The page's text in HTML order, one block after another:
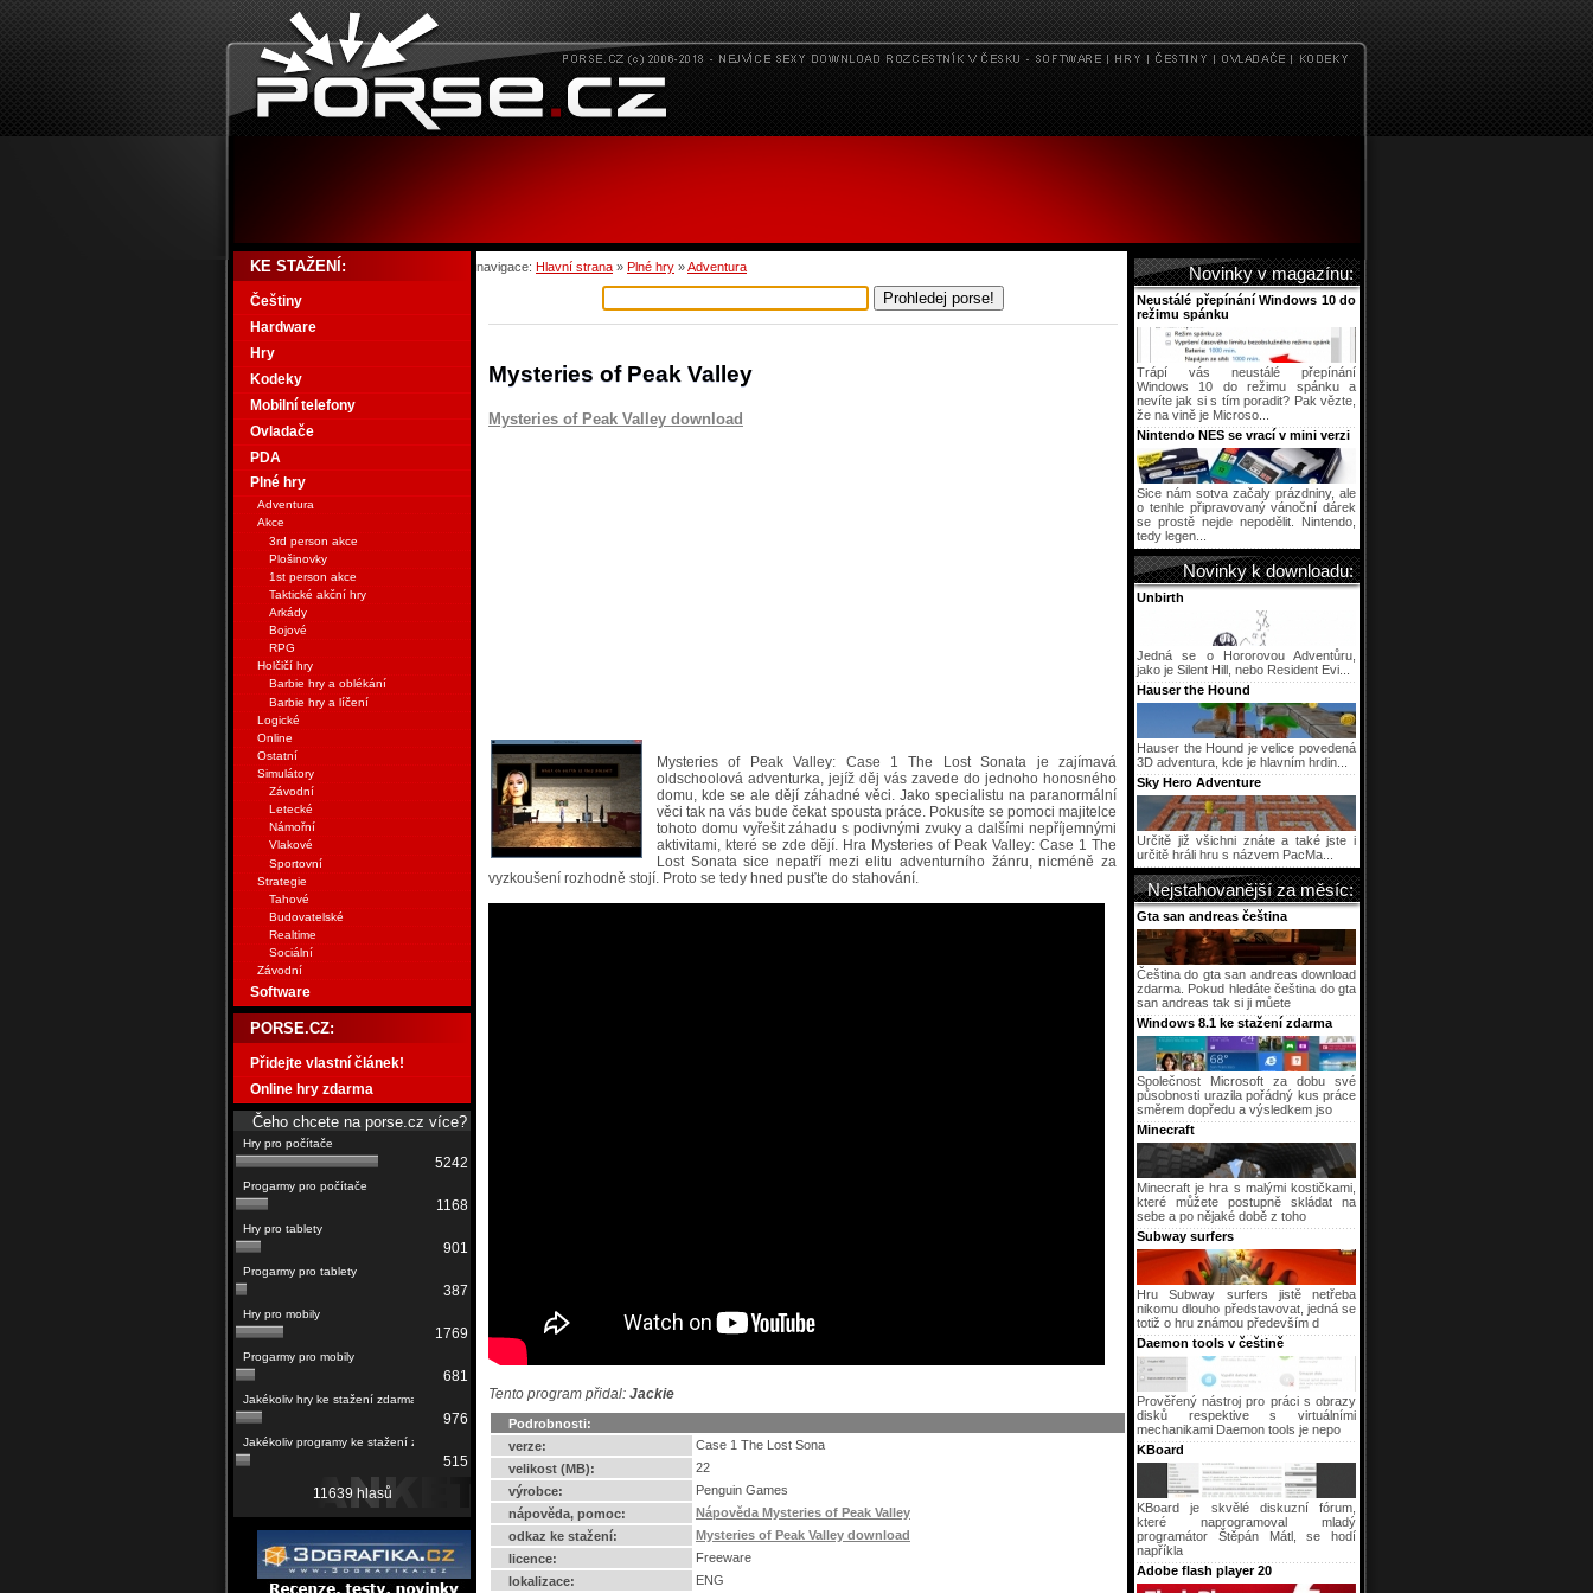
navigace: Hlavní strana » Plné hry »Adventura
Mysteries of Peak Valley
Mysteries of Peak Valley download
Mysteries of Peak Valley: Case 1 The Lost Sonata je zajímavá
oldschoolová adventurka, jejíž děj vás zavede do jednoho honosného
domu, kde se ale dějí záhadné věci. Jako specialistu na paranormální
věci tak na vás bude čekat spousta práce. Pokusíte se pomoci majitelce
tohoto domu vyřešit záhadu s podivnými zvuky a dalšími nepříjemnými
aktivitami, které se zde dějí. Hra Mysteries of Peak Valley: Case 1 The
Lost Sonata sice nepatří mezi elitu adventurního žánru, nicméně za
vyzkoušení rozhodně stojí. Proto se tedy hned pusťte do stahování.
Tento program přidal: Jackie
Podrobnosti:
verze:
Case 1 The Lost Sona
velikost (MB):
22
výrobce:
Penguin Games
nápověda, pomoc:
Nápověda Mysteries of Peak Valley
odkaz ke stažení:
Mysteries of Peak Valley download
licence:
Freeware
lokalizace:
ENG
KE STAŽENÍ:
Češtiny
Hardware
Hry
Kodeky
Mobilní telefony
Ovladače
PDA
Plné hry
Adventura
Akce
3rd person akce
Plošinovky
1st person akce
Taktické akční hry
Arkády
Bojové
RPG
Holčičí hry
Barbie hry a oblékání
Barbie hry a líčení
Logické
Online
Ostatní
Simulátory
Závodní
Letecké
Námořní
Vlakové
Sportovní
Strategie
Tahové
Budovatelské
Realtime
Sociální
Závodní
Software
PORSE.CZ:
Přidejte vlastní článek!
Online hry zdarma
Čeho chcete na porse.cz více?
5242
1168
901
387
1769
681
976
515
11639 hlasů
Novinky v magazínu:
Neustálé přepínání Windows 10 do
režimu spánku
Trápí vás neustálé přepínání
Windows 10 do režimu spánku a
nevíte jak si s tím poradit? Pak vězte,
že na vině je Microso...
Nintendo NES se vrací v mini verzi
Sice nám sotva začaly prázdniny, ale
o tenhle připravovaný vánoční dárek
se prostě nejde nepodělit. Nintendo,
tedy legen...
Novinky k downloadu:
Unbirth
Jedná se o Hororovou Adventůru,
jako je Silent Hill, nebo Resident Evi...
Hauser the Hound
Hauser the Hound je velice povedená
3D adventura, kde je hlavním hrdin...
Sky Hero Adventure
Určitě již všichni znáte a také jste i
určitě hráli hru s názvem PacMa...
Nejstahovanější za měsíc:
Gta san andreas čeština
Čeština do gta san andreas download
zdarma. Pokud hledáte čeština do gta
san andreas tak si ji můete
Windows 8.1 ke stažení zdarma
Společnost Microsoft za dobu své
působnosti urazila pořádný kus práce
směrem dopředu a výsledkem jso
Minecraft
Minecraft je hra s malými kostičkami,
které můžete postupně skládat na
sebe a po nějaké době z toho
Subway surfers
Hru Subway surfers jistě netřeba
nikomu dlouho představovat, jedná se
totiž o hru známou především d
Daemon tools v češtině
Prověřený nástroj pro práci s obrazy
disků respektive s virtuálními
mechanikami Daemon tools je nepo
KBoard
KBoard je skvělé diskuzní fórum,
které naprogramoval mladý
programátor Štěpán Mátl, se hodí
napříkla
Adobe flash player 20